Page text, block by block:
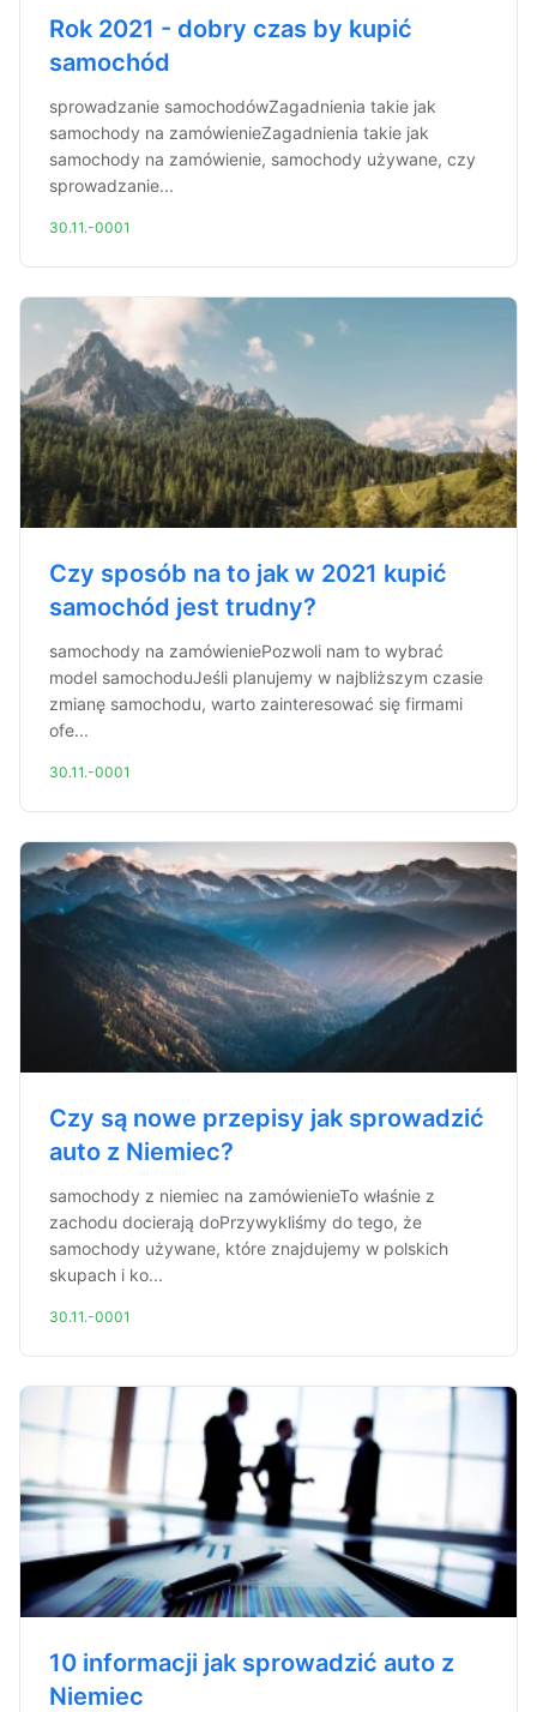
Rok 2021 - dobry czas by kupić
samochód
sprowadzanie samochodówZagadnienia takie jak
samochody na zamówienieZagadnienia takie jak
samochody na zamówienie, samochody używane, czy
sprowadzanie...
30.11.-0001
Czy sposób na to jak w 2021 kupić
samochód jest trudny?
samochody na zamówieniePozwoli nam to wybrać
model samochoduJeśli planujemy w najbliższym czasie
zmianę samochodu, warto zainteresować się firmami
ofe...
30.11.-0001
Czy są nowe przepisy jak sprowadzić
auto z Niemiec?
samochody z niemiec na zamówienieTo właśnie z
zachodu docierają doPrzywykliśmy do tego, że
samochody używane, które znajdujemy w polskich
skupach i ko...
30.11.-0001
10 informacji jak sprowadzić auto z
Niemiec